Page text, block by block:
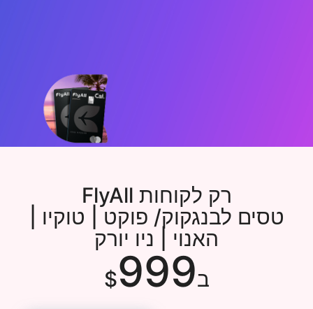
בכל חברות התעופה
מתקדמים מ-FLY CARD
רוצה FlyAll חדש
רק לקוחות FlyAll
טסים לבנגקוק/ פוקט | טוקיו |
האנוי | ניו יורק
ב$999